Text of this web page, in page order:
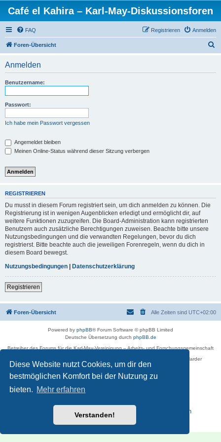
Diese Website nutzt Cookies, um dir den
bestmöglichen Komfort bei der Nutzung zu
bieten. Mehr erfahren
Verstanden!
Café el Kahira – Karl-May-Diskussionsforen
FAQ Anmelden
Registrieren
Foren-Übersicht
Anmelden
Benutzername:
Passwort:
Ich habe mein Passwort vergessen
Angemeldet bleiben
Meinen Online-Status während dieser Sitzung verbergen
REGISTRIEREN
Du musst in diesem Forum registriert sein, um dich anmelden zu können. Die
Registrierung ist in wenigen Augenblicken erledigt und ermöglicht dir, auf
weitere Funktionen zuzugreifen. Die Board-Administration kann registrierten
Benutzern auch zusätzliche Berechtigungen zuweisen. Beachte bitte unsere
Nutzungsbedingungen und die verwandten Regelungen, bevor du dich
registrierst. Bitte beachte auch die jeweiligen Forenregeln, wenn du dich in
diesem Board bewegst.
Nutzungsbedingungen | Datenschutzerklärung
Registrieren
Foren-Übersicht Alle Zeiten sind UTC+02:00
Powered by phpBB® Forum Software © phpBB Limited
Deutsche Übersetzung durch phpBB.de
Betreiber des Forums für die Karl-May-Vereinigung – Arbeits- und Forschungsgemeinschaft
in Zusammenarbeit mit der Karl-May-Stiftung Radebeul bei Dresden: Ralf Harder
Impressum
Reisen zu Karl May – Leben · Werk · Erinnerungsstätten
Nutzungsbedingungen